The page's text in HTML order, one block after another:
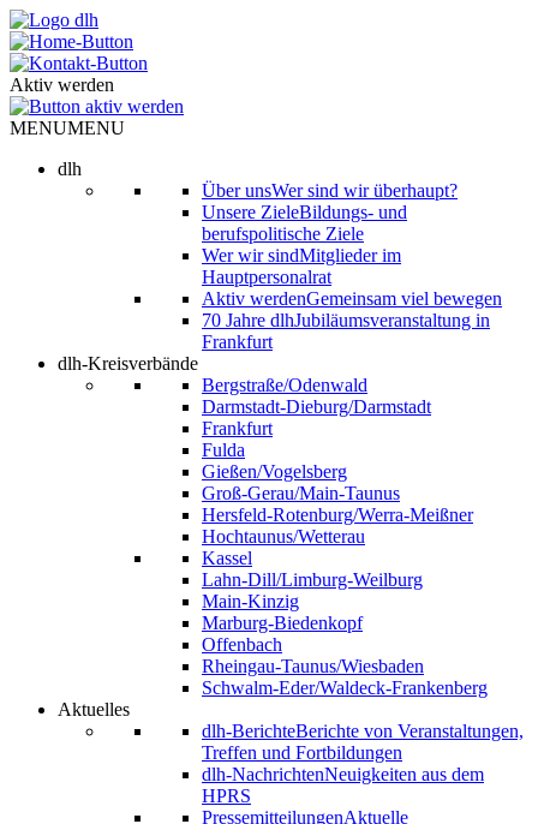
Skip
to
content
Aktiv werden
MENUMENU
dlh
Über unsWer sind wir überhaupt?
Unsere ZieleBildungs- und
berufspolitische Ziele
Wer wir sindMitglieder im
Hauptpersonalrat
Aktiv werdenGemeinsam viel bewegen
70 Jahre dlhJubiläumsveranstaltung in
Frankfurt
dlh-Kreisverbände
Bergstraße/Odenwald
Darmstadt-Dieburg/Darmstadt
Frankfurt
Fulda
Gießen/Vogelsberg
Groß-Gerau/Main-Taunus
Hersfeld-Rotenburg/Werra-Meißner
Hochtaunus/Wetterau
Kassel
Lahn-Dill/Limburg-Weilburg
Main-Kinzig
Marburg-Biedenkopf
Offenbach
Rheingau-Taunus/Wiesbaden
Schwalm-Eder/Waldeck-Frankenberg
Aktuelles
dlh-BerichteBerichte von Veranstaltungen,
Treffen und Fortbildungen
dlh-NachrichtenNeuigkeiten aus dem
HPRS
PressemitteilungenAktuelle